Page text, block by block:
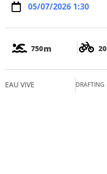
05/07/2026 1:30
750m 20
EAU VIVE DRAFTING